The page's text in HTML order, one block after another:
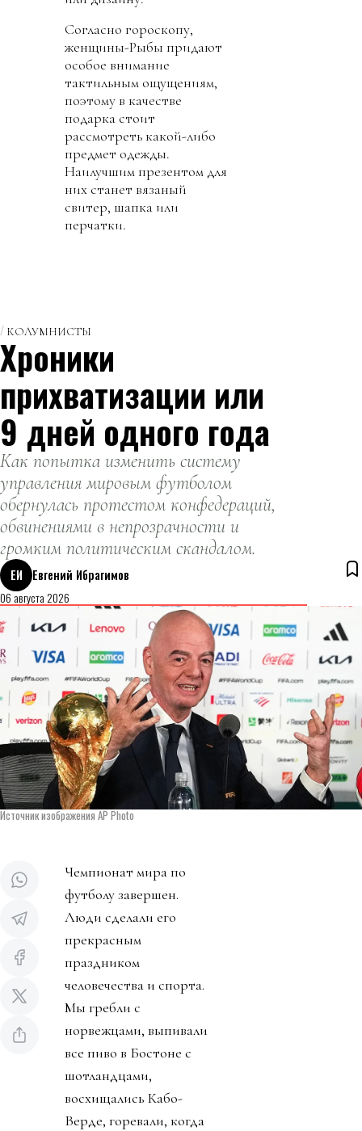
Согласно гороскопу,
женщины-Рыбы придают
особое внимание
тактильным ощущениям,
поэтому в качестве
подарка стоит
рассмотреть какой-либо
предмет одежды.
Наилучшим презентом для
них станет вязаный
свитер, шапка или
перчатки.
КОЛУМНИСТЫ
Хроники
прихватизации или
9 дней одного года
Как попытка изменить систему
управления мировым футболом
обернулась протестом конфедераций,
обвинениями в непрозрачности и
громким политическим скандалом.
ЕИ
Евгений Ибрагимов
06 августа 2026
Источник изображения AP Photo
Чемпионат мира по
футболу завершен.
Люди сделали его
прекрасным
праздником
человечества и спорта.
Мы гребли с
норвежцами, выпивали
все пиво в Бостоне с
шотландцами,
восхищались Кабо-
Верде, горевали, когда